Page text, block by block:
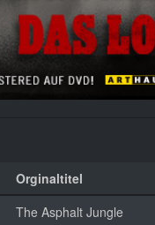
Orginaltitel
The Asphalt Jungle